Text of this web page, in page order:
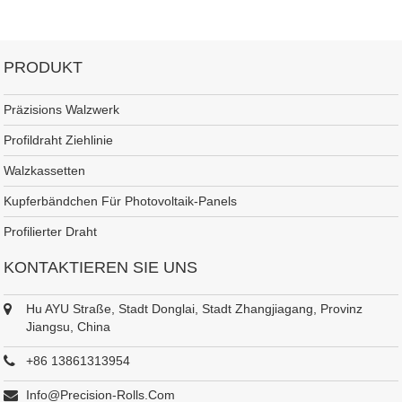
PRODUKT
Präzisions Walzwerk
Profildraht Ziehlinie
Walzkassetten
Kupferbändchen Für Photovoltaik-Panels
Profilierter Draht
KONTAKTIEREN SIE UNS
Hu AYU Straße, Stadt Donglai, Stadt Zhangjiagang, Provinz
Jiangsu, China
+86 13861313954
Info@precision-Rolls.com